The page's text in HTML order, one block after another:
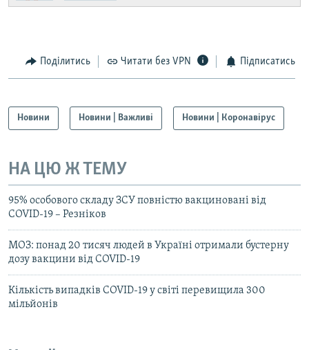
Поділитись Читати без VPN Підписатись
Новини Новини | Важливі Новини | Коронавірус
НА ЦЮ Ж ТЕМУ
95% особового складу ЗСУ повністю вакциновані від
COVID-19 – Резніков
МОЗ: понад 20 тисяч людей в Україні отримали бустерну
дозу вакцини від COVID-19
Кількість випадків COVID-19 у світі перевищила 300
мільйонів